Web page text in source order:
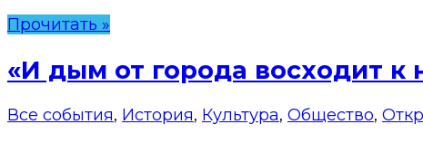
Прочитать »
«И дым от города восходит к
Все события, История, Культура, Общество,